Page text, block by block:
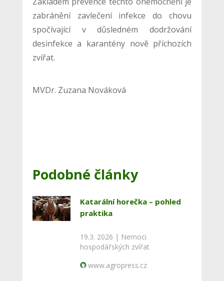
zabránění zavlečení infekce do chovu
spočívající v důsledném dodržování
desinfekce a karantény nově příchozích
zvířat.
MVDr. Zuzana Nováková
Podobné články
Katarální horečka – pohled
praktika
19.3. 2026 | Nemoci
hospodářských zvířat
www.agropress.cz